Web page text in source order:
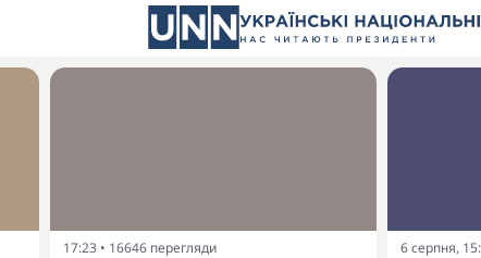
17:23 • 16646 перегляди 6 серпня,